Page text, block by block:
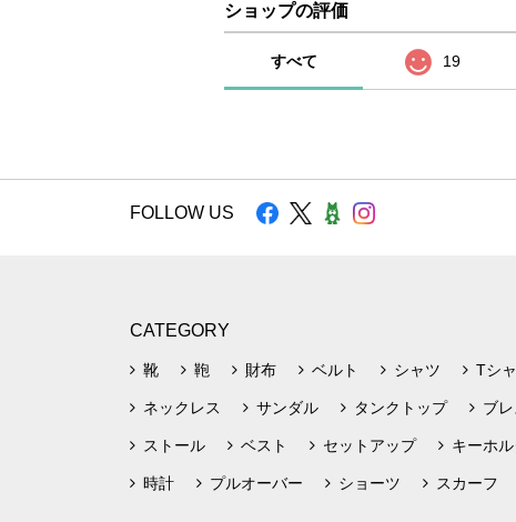
ショップの評価
すべて 19
FOLLOW US
CATEGORY
靴 鞄 財布 ベルト シャツ Tシ
ネックレス サンダル タンクトップ ブ
ストール ベスト セットアップ キーホ
時計 プルオーバー ショーツ スカーフ